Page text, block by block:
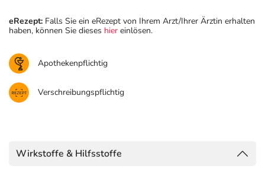
eRezept: Falls Sie ein eRezept von Ihrem Arzt/Ihrer Ärztin erhalten
haben, können Sie dieses hier einlösen.
Apothekenpflichtig
Verschreibungspflichtig
Wirkstoffe & Hilfsstoffe